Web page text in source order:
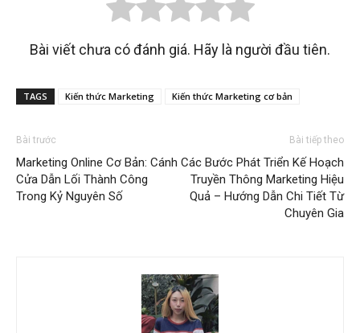
Bài viết chưa có đánh giá. Hãy là người đầu tiên.
TAGS Kiến thức Marketing Kiến thức Marketing cơ bản
Bài trước
Marketing Online Cơ Bản: Cánh
Cửa Dẫn Lối Thành Công
Trong Kỷ Nguyên Số
Bài tiếp theo
Các Bước Phát Triển Kế Hoạch
Truyền Thông Marketing Hiệu
Quả – Hướng Dẫn Chi Tiết Từ
Chuyên Gia